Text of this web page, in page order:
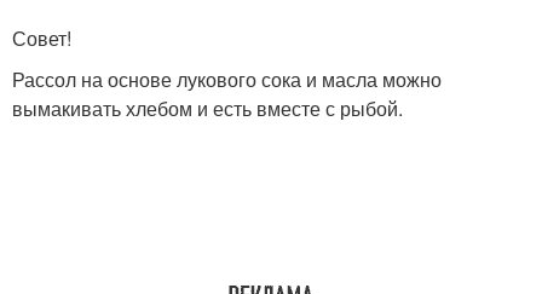
Совет!
Рассол на основе лукового сока и масла можно
вымакивать хлебом и есть вместе с рыбой.